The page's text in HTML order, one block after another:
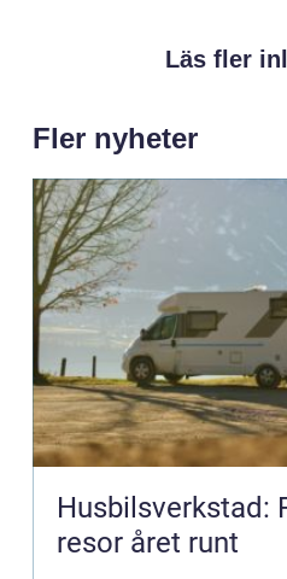
Läs fler
Fler nyheter
Husbilsverkstad:
resor året runt